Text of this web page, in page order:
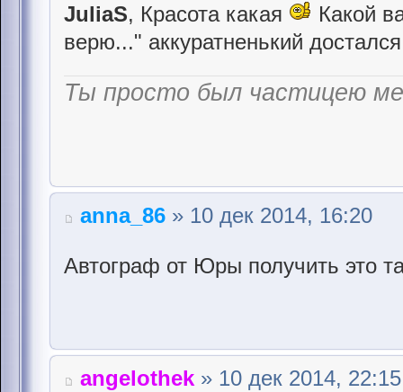
JuliaS, Красота какая
Какой
верю..." аккуратненький
Ты просто был частицею
anna_86 » 10 дек 2014, 16:20
Автограф от Юры получить это
angelothek » 10 дек 2014, 22:15